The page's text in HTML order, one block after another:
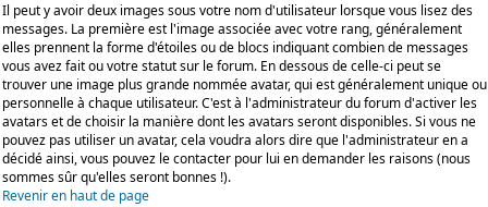
Il peut y avoir deux images sous votre nom d'utilisateur lorsque vous lisez des
messages. La première est l'image associée avec votre rang, généralement
elles prennent la forme d'étoiles ou de blocs indiquant combien de messages
vous avez fait ou votre statut sur le forum. En dessous de celle-ci peut se
trouver une image plus grande nommée avatar, qui est généralement unique ou
personnelle à chaque utilisateur. C'est à l'administrateur du forum d'activer les
avatars et de choisir la manière dont les avatars seront disponibles. Si vous ne
pouvez pas utiliser un avatar, cela voudra alors dire que l'administrateur en a
décidé ainsi, vous pouvez le contacter pour lui en demander les raisons (nous
sommes sûr qu'elles seront bonnes !).
Revenir en haut de page